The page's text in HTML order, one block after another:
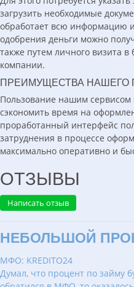
загрузить необходимые
обработает всю информацию
одобрения деньги можно
также путем личного визита
компании.
ПРЕИМУЩЕСТВА НАШЕГО
Пользование нашим сервисом
сэкономить время на
проработанный интерфейс
затруднения в процессе
максимально оперативно и
ОТЗЫВЫ
Написать отзыв
НЕБОЛЬШОЙ
МФО: KREDITO24
Думал, что процент по займу